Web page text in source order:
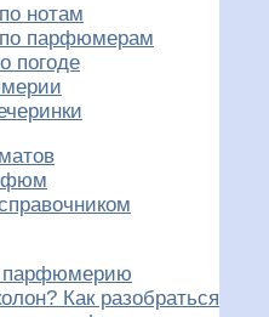
нотам
парфюмерам
погоде
парфюмерию
Как разобраться